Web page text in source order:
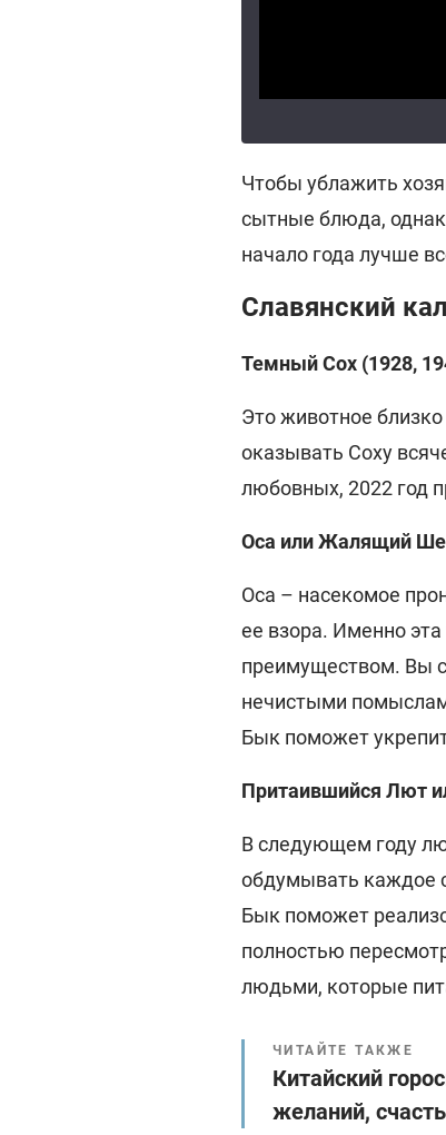
Чтобы ублажить
сытные блюда,
начало года лучше
Славянский
Темный Сох (1928,
Это животное
оказывать Соху
любовных, 2022 год
Оса или Жалящий
Оса – насекомое
ее взора. Именно
преимуществом. Вы
нечистыми
Бык поможет
Притаившийся Лют
В следующем году
обдумывать каждое
Бык поможет
полностью
людьми, которые
ЧИТАЙТЕ ТАКЖЕ
Китайский
желаний,